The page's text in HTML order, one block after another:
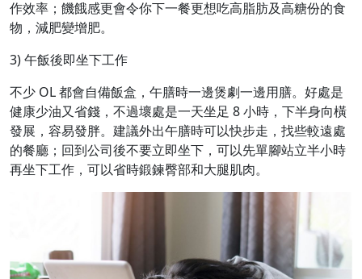
作效率；饑餓感更會令你下一餐更想吃高脂肪及高糖份的食
物，減肥變增肥。
3) 午飯後即坐下工作
不少 OL 都會自備飯盒，午膳時一邊煲劇一邊用膳。好處是
健康少油又省錢，不過壞處是一天坐足 8 小時，下半身向橫
發展，容易發胖。建議外出午膳時可以快步走，找些較遠處
的餐廳；回到公司後不要立即坐下，可以先單腳站立半小時
再坐下工作，可以省時鍛鍊臀部和大腿肌肉。